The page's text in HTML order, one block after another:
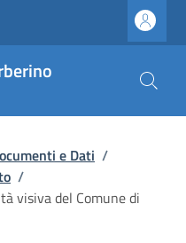
e Dati /
/
visiva del Comune di